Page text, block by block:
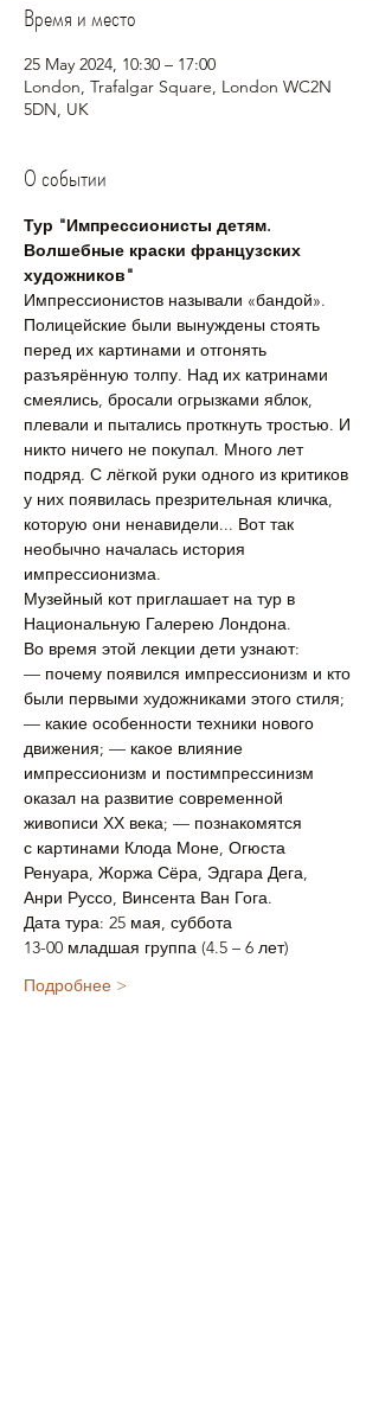
Время и место
25 May 2024, 10:30 – 17:00
London, Trafalgar Square, London WC2N
5DN, UK
О событии
Тур "Импрессионисты детям.
Волшебные краски французских
художников"
Импрессионистов называли «бандой».
Полицейские были вынуждены стоять
перед их картинами и отгонять
разъярённую толпу. Над их катринами
смеялись, бросали огрызками яблок,
плевали и пытались проткнуть тростью. И
никто ничего не покупал. Много лет
подряд. С лёгкой руки одного из критиков
у них появилась презрительная кличка,
которую они ненавидели... Вот так
необычно началась история
импрессионизма.
Музейный кот приглашает на тур в
Национальную Галерею Лондона.
Во время этой лекции дети узнают:
— почему появился импрессионизм и кто
были первыми художниками этого стиля;
— какие особенности техники нового
движения; — какое влияние
импрессионизм и постимпрессинизм
оказал на развитие современной
живописи ХХ века; — познакомятся
с картинами Клода Моне, Огюста
Ренуара, Жоржа Сёра, Эдгара Дега,
Анри Руссо, Винсента Ван Гога.
Дата тура: 25 мая, суббота
13-00 младшая группа (4.5 – 6 лет)
Подробнее >